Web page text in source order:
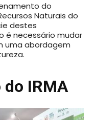
do
Naturais do
destes
é necessário mudar
uma abordagem
IRMA